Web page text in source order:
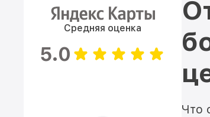
Средняя оценка
5.0
Что